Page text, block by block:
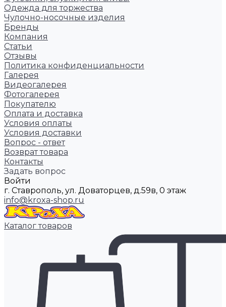
Одежда для торжества
Чулочно-носочные изделия
Бренды
Компания
Статьи
Отзывы
Политика конфиденциальности
Галерея
Видеогалерея
Фотогалерея
Покупателю
Оплата и доставка
Условия оплаты
Условия доставки
Вопрос - ответ
Возврат товара
Контакты
Задать вопрос
Войти
г. Ставрополь, ул. Доваторцев, д.59в, 0 этаж
info@kroxa-shop.ru
Каталог товаров